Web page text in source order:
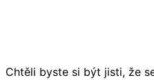
Chtěli byste si být jisti, že